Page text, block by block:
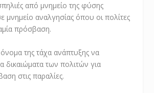
από μνημείο της φύσης
μνημείο αναλγησίας όπου οι πολίτες
πρόσβαση.
της τάχα ανάπτυξης να
δικαιώματα των πολιτών για
στις παραλίες.